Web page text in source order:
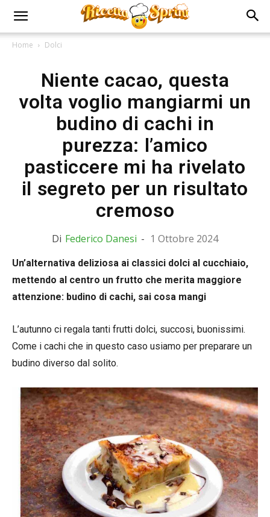
Home Dolci
Niente cacao, questa
volta voglio mangiarmi un
budino di cachi in
purezza: l’amico
pasticcere mi ha rivelato
il segreto per un risultato
cremoso
Di Federico Danesi - 1 Ottobre 2024
Un’alternativa deliziosa ai classici dolci al cucchiaio,
mettendo al centro un frutto che merita maggiore
attenzione: budino di cachi, sai cosa mangi
L’autunno ci regala tanti frutti dolci, succosi, buonissimi.
Come i cachi che in questo caso usiamo per preparare un
budino diverso dal solito.